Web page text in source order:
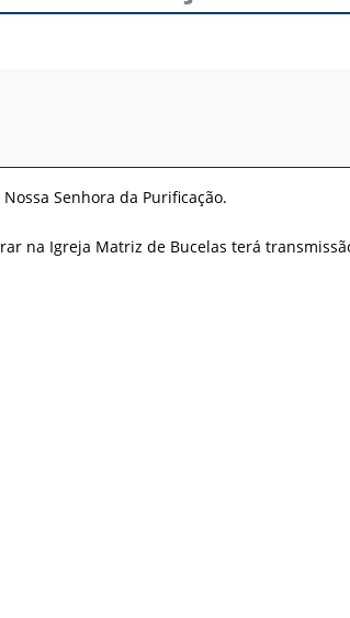
Senhora da Purificação.
na Igreja Matriz de Bucelas terá